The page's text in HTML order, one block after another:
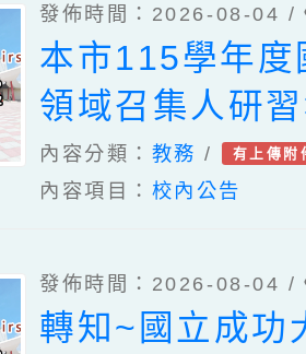
1152502188A
布，茲檢送發
修正條文各1份
發佈時間：2026-08-04 /
本市115學年度
領域召集人研
案。
內容分類： 教務 / 有上傳附
內容項目： 校內公告
發佈時間：2026-08-04 /
轉知~國立成功